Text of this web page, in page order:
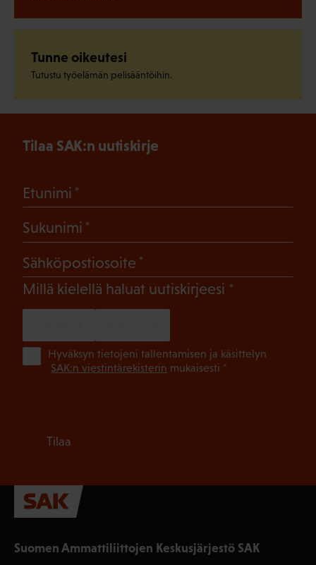
Tunne oikeutesi
Tutustu työelämän pelisääntöihin.
Suomen Ammattiliittojen Keskusjärjestö SAK
Tilaa SAK:n uutiskirje
Etunimi
Sukunimi
Sähköpostiosoite
Millä kielellä haluat uutiskirjeesi (Pakollinen)
Hyväksyn tietojeni tallentamisen ja käsittelyn
SAK:n viestintärekisterin mukaisesti *
Tilaa